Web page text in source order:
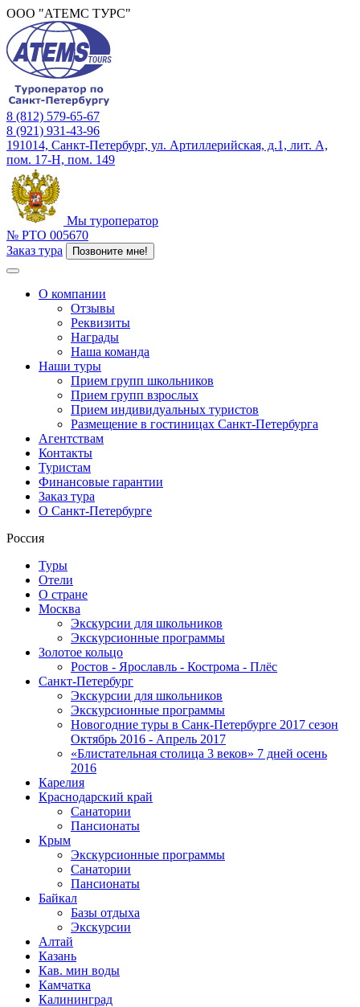
ООО "АТЕМС ТУРС"
8 (812) 579-65-67
8 (921) 931-43-96
191014, Санкт-Петербург, ул. Артиллерийская, д.1, лит. А,
пом. 17-Н, пом. 149
Мы туроператор
№ РТО 005670
Заказ тура
Позвоните мне!
О компании
Отзывы
Реквизиты
Награды
Наша команда
Наши туры
Прием групп школьников
Прием групп взрослых
Прием индивидуальных туристов
Размещение в гостиницах Санкт-Петербурга
Агентствам
Контакты
Туристам
Финансовые гарантии
Заказ тура
О Санкт-Петербурге
Россия
Туры
Отели
О стране
Москва
Экскурсии для школьников
Экскурсионные программы
Золотое кольцо
Ростов - Ярославль - Кострома - Плёс
Санкт-Петербург
Экскурсии для школьников
Экскурсионные программы
Новогодние туры в Санк-Петербурге 2017 сезон
Октябрь 2016 - Апрель 2017
«Блистательная столица 3 веков» 7 дней осень
2016
Карелия
Краснодарский край
Санатории
Пансионаты
Крым
Экскурсионные программы
Санатории
Пансионаты
Байкал
Базы отдыха
Экскурсии
Алтай
Казань
Кав. мин воды
Камчатка
Калининград